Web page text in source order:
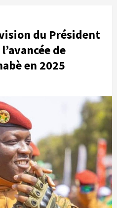
du Président
de
en 2025